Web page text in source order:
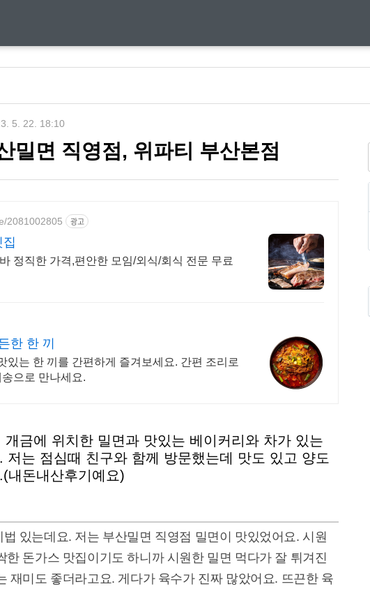
5. 22. 18:10
밀면 직영점, 위파티 부산본점
2081002805 광고
정직한 가격,편안한 모임/외식/회식 전문 무료
한 한 끼
있는 한 끼를 간편하게 즐겨보세요. 간편 조리로
으로 만나세요.
금에 위치한 밀면과 맛있는 베이커리와 차가 있는
저는 점심때 친구와 함께 방문했는데 맛도 있고 양도
내돈내산후기예요)
있는데요. 저는 부산밀면 직영점 밀면이 맛있었어요. 시원
한 돈가스 맛집이기도 하니까 시원한 밀면 먹다가 잘 튀겨진
재미도 좋더라고요. 게다가 육수가 진짜 많았어요. 뜨끈한 육